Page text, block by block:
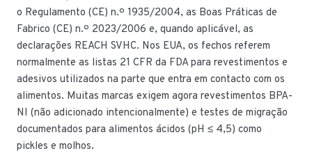
o Regulamento (CE) n.º 1935/2004, as Boas Práticas de
Fabrico (CE) n.º 2023/2006 e, quando aplicável, as
declarações REACH SVHC. Nos EUA, os fechos referem
normalmente as listas 21 CFR da FDA para revestimentos e
adesivos utilizados na parte que entra em contacto com os
alimentos. Muitas marcas exigem agora revestimentos BPA-
NI (não adicionado intencionalmente) e testes de migração
documentados para alimentos ácidos (pH ≤ 4,5) como
pickles e molhos.